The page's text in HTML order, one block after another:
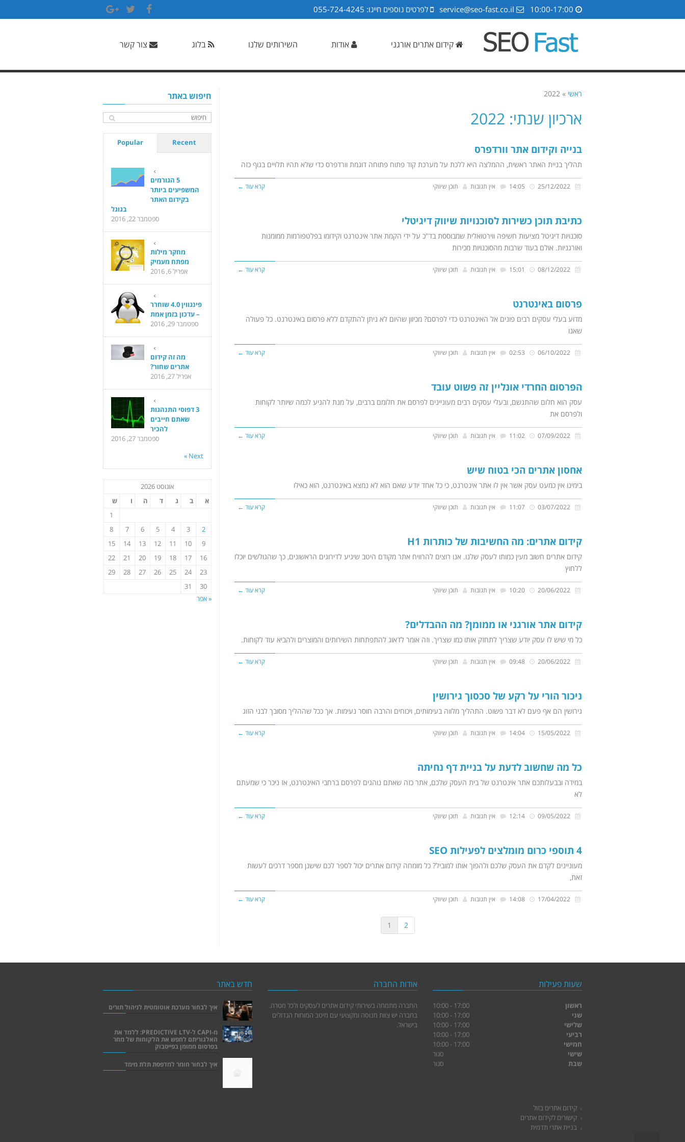
service@seo-fast.co.il
לפרטים נוספים חייגו: 055-724-4245
Facebook
Twitter
Google+
קידום אתרים אורגני אודות השירותים שלנו בלוג צור קשר
ראשי »
2022
ארכיון שנתי: 2022
בנייה וקידום אתר וורדפרס
תהליך בניית האתר ראשית, ההמלצה היא ללכת על מערכת קוד פתוח פתוחה דוגמת וורדפרס כדי שלא תהיו תלויים בגוף כזה
אין תגובות תוכן שיווקי קרא עוד ←
כתיבת תוכן כשירות לסוכנויות שיווק דיגיטלי
סוכנויות דיגיטל מציעות חשיפה ווירטואלית שמבוססת בד"כ על ידי הקמת אתר אינטרנט וקידומו בפלטפורמות ממומנות
ואורגניות. אולם בעוד שרבות מהסוכנויות מכירות
אין תגובות תוכן שיווקי קרא עוד ←
פרסום באינטרנט
מדוע בעלי עסקים רבים פונים אל האינטרנט כדי לפרסם? מכיוון שהיום לא ניתן להתקדם ללא פרסום באינטרנט. כל פעולה
שאנו
אין תגובות תוכן שיווקי קרא עוד ←
הפרסום החרדי אונליין זה פשוט עובד
עסק הוא חלום שהתגשם, ובעלי עסקים רבים מעוניינים לפרסם את חלומם ברבים, על מנת להגיע לכמה שיותר לקוחות
ולפרסם את
אין תגובות תוכן שיווקי קרא עוד ←
אחסון אתרים הכי בטוח שיש
בימינו אין כמעט עסק אשר אין לו אתר אינטרנט, כי כל אחד יודע שאם הוא לא נמצא באינטרנט, הוא כאילו
אין תגובות תוכן שיווקי קרא עוד ←
קידום אתרים: מה החשיבות של כותרות H1
קידום אתרים חשוב מעין כמותו לעסק שלנו. אנו רוצים להרוויח אתר מקודם היטב שיגיע לדירוגים הראשונים, כך שהגולשים יוכלו
ללחוץ
אין תגובות תוכן שיווקי קרא עוד ←
קידום אתר אורגני או ממומן? מה ההבדלים?
כל מי שיש לו עסק יודע שצריך לתחזק אותו כמו שצריך. וזה אומר לדאוג להתפתחות השירותים והמוצרים ולהביא עוד לקוחות.
אין תגובות תוכן שיווקי קרא עוד ←
ניכור הורי על רקע של סכסוך גירושין
גירושין הם אף פעם לא דבר פשוט. התהליך מלווה בעימותים, ויכוחים והרבה חוסר נעימות. אך ככל שההליך מסובך לבני הזוג
אין תגובות תוכן שיווקי קרא עוד ←
כל מה שחשוב לדעת על בניית דף נחיתה
במידה ובבעלותכם אתר אינטרנט של בית העסק שלכם, אתר כזה שאתם נוהגים לפרסם ברחבי האינטרנט, אז ניכר כי שמעתם
לא
אין תגובות תוכן שיווקי קרא עוד ←
4 תוספי כרום מומלצים לפעילות SEO
מעוניינים לקדם את העסק שלכם ולהפוך אותו למוביל? כל מומחה קידום אתרים יכול לספר לכם שישנן מספר דרכים לעשות
זאת,
אין תגובות תוכן שיווקי קרא עוד ←
1 2
חיפוש באתר
Popular Recent
5 הגורמים
המשפיעים ביותר
בקידום האתר
בגוגל
ספטמבר 22, 2016
מחקר מילות
מפתח מעמיק
אפריל 6, 2016
פינגווין 4.0 שוחרר
– עדכון בזמן אמת
ספטמבר 29, 2016
מה זה קידום
אתרים שחור?
אפריל 27, 2016
3 דפוסי התנהגות
שאתם חייבים
להכיר
ספטמבר 27, 2016
Next »
אוגוסט 2026
א
ב ג ד ה ו
ש
1
2
3
4
5
6
7
8
9
10
11
12
13
14
15
16
17
18
19
20
21
22
23
24
25
26
27
28
29
30
31
« אפר
שעות פעילות
ראשון
17:00 - 10:00
שני
17:00 - 10:00
שלישי
17:00 - 10:00
רביעי
17:00 - 10:00
חמישי
17:00 - 10:00
שישי
סגור
שבת
סגור
אודות החברה
החברה מתמחה בשירותי קידום אתרים לעסקים ולכל מטרה.
בחברה יש צוות מנוסה ומקצועי עם מיטב המוחות הגדולים
בישראל.
חדש באתר
איך לבחור מערכת אוטומטית לניהול תורים
מ-CAPI ל-PREDICTIVE LTV: ללמד את
האלגוריתם לחפש את הלקוחות של מחר
בפרסום ממומן בפייסבוק
איך לבחור חומר למדפסת תלת מימד
קידום אתרים בזול
קישורים לקידום אתרים
בניית אתרי תדמית